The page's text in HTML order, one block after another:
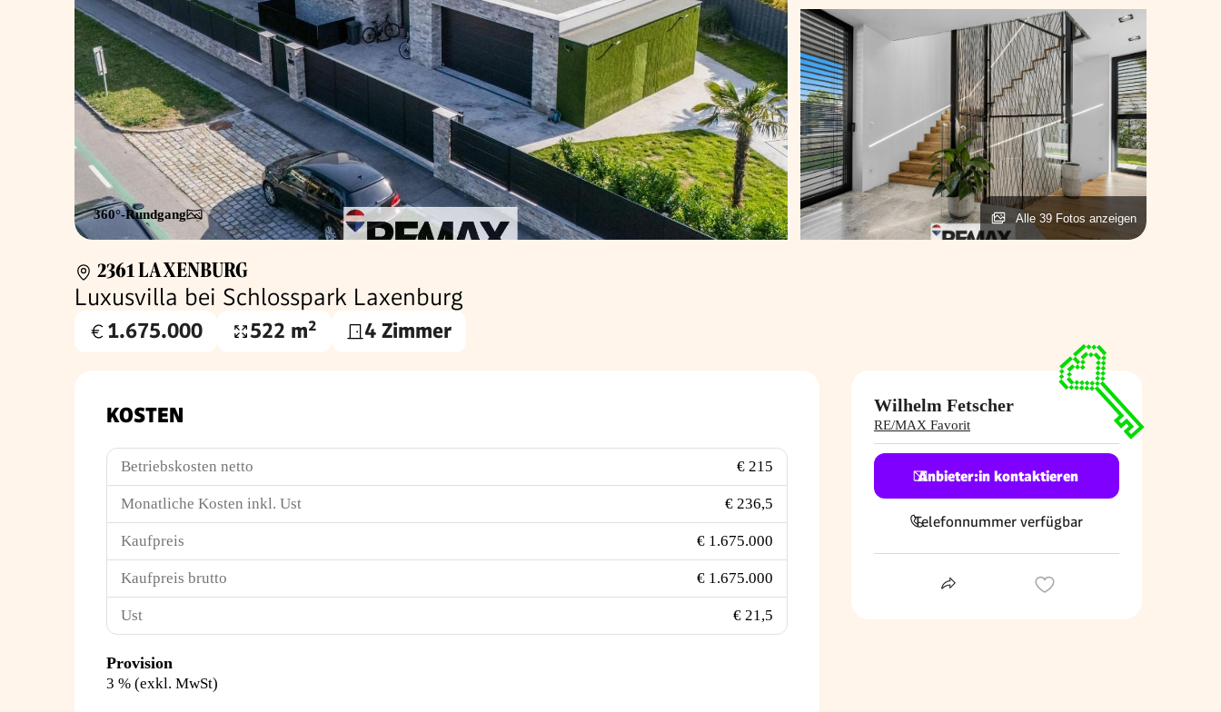
360°-Rundgang Alle 39 Fotos anzeigen
2361 LAXENBURG
Luxusvilla bei Schlosspark Laxenburg
Kaufpreis
1.675.000
Nutzfläche
522 m² 4 Zimmer
KOSTEN
Betriebskosten netto € 215
Monatliche Kosten inkl. Ust € 236,5
Kaufpreis € 1.675.000
Kaufpreis brutto € 1.675.000
Ust € 21,5
Provision
3 % (exkl. MwSt)
Wilhelm Fetscher
RE/MAX Favorit
Anbieter:in kontaktieren
Telefonnummer verfügbar